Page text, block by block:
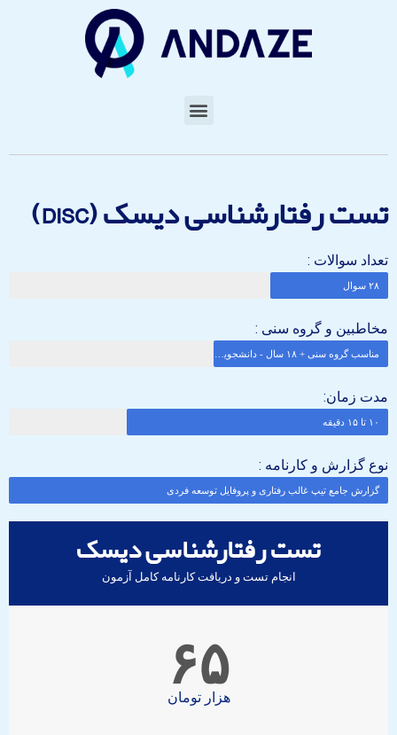
تست رفتارشناسی دیسک (DISC)
تعداد سوالات :
۲۸ سوال
مخاطبین و گروه سنی :
مدت زمان:
۱۰ تا ۱۵ دقیقه
نوع گزارش و کارنامه :
گزارش جامع تیپ غالب رفتاری و پروفایل توسعه فردی
تست رفتارشناسی دیسک
انجام تست و دریافت کارنامه کامل آزمون
۶۵
هزار تومان